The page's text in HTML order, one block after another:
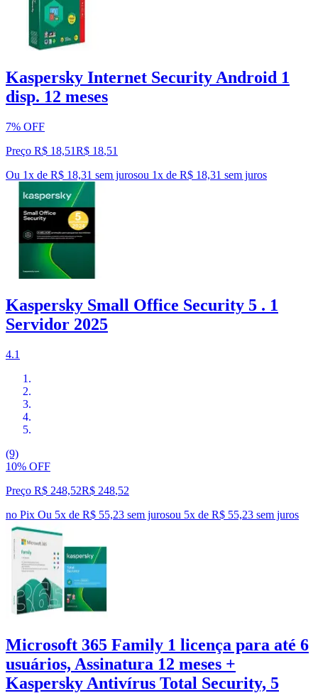
Kaspersky Internet Security Android 1
disp. 12 meses
7% OFF
Preço R$ 18,51R$ 18,51
Ou 1x de R$ 18,31 sem jurosou 1x de R$ 18,31 sem juros
Kaspersky Small Office Security 5 . 1
Servidor 2025
4.1
(9)
10% OFF
Preço R$ 248,52R$ 248,52
no Pix Ou 5x de R$ 55,23 sem jurosou 5x de R$ 55,23 sem juros
Microsoft 365 Family 1 licença para até 6
usuários, Assinatura 12 meses +
Kaspersky Antivírus Total Security, 5